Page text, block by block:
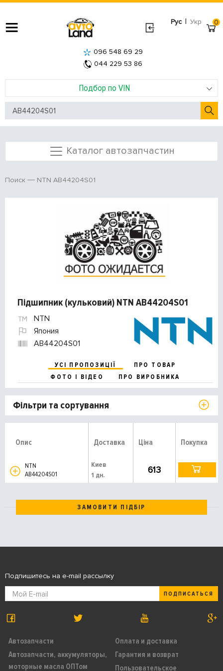
Рус | Укр
Подбор по VIN
096 548 69 29
044 229 53 86
0
Каталог автозапчастин
Поиск NTN AB44204S01
Підшипник (кульковий) NTN AB44204S01
NTN
Япония
AB44204S01
УСІ ПРОПОЗИЦІЇ
ПРО ТОВАР
ФОТО І ВІДЕО
ПРО ВИРОБНИКА
Фільтри та сортування
Опис Доставка Ціна Покупка
NTN
AB44204S01
Киев
1 дн.
613
ЗАМОВИТИ ПІДБІР
Автозапчасти
Автозапчасти, аккумуляторы,
моторные масла ОПТом
Оплата и доставка
Гарантия и возврат
Пользовательское
Подпишитесь на e-mail рассылку
ПОДПИСАТЬСЯ